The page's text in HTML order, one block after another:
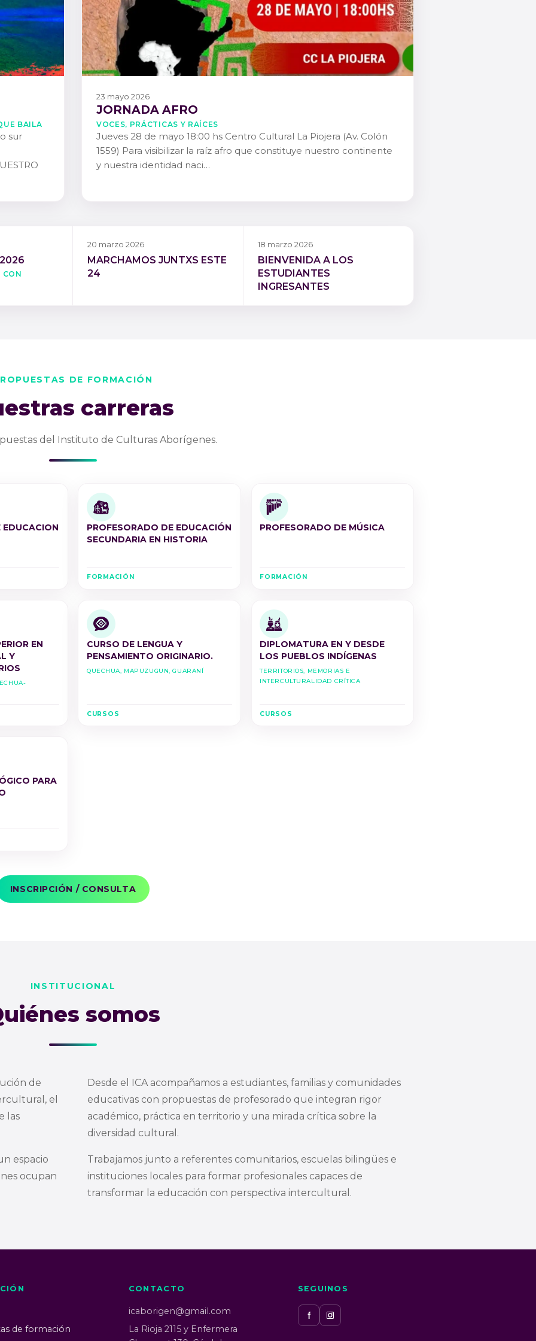
BAILA
sur
23 mayo 2026
JORNADA AFRO
Voces, Prácticas y Raíces
Jueves 28 de mayo 18:00 hs Centro Cultural La Piojera (Av. Colón
1559) Para visibilizar la raíz afro que constituye nuestro continente
y nuestra identidad naci…
20 marzo 2026
MARCHAMOS JUNTXS ESTE
24
18 marzo 2026
BIENVENIDA A LOS
ESTUDIANTES
INGRESANTES
DE FORMACIÓN
carreras
del Instituto de Culturas Aborígenes.
EDUCACION
PROFESORADO DE EDUCACIÓN
SECUNDARIA EN HISTORIA
FORMACIÓN
PROFESORADO DE MÚSICA
FORMACIÓN
EN
Y
CURSO DE LENGUA Y
PENSAMIENTO ORIGINARIO.
Quechua, Mapuzugun, Guaraní
CURSOS
DIPLOMATURA EN Y DESDE
LOS PUEBLOS INDÍGENAS
Territorios, Memorias e
Interculturalidad Crítica
CURSOS
PARA
INSCRIPCIÓN / CONSULTA
INSTITUCIONAL
somos
de
el
las
espacio
ocupan
Desde el ICA acompañamos a estudiantes, familias y comunidades
educativas con propuestas de profesorado que integran rigor
académico, práctica en territorio y una mirada crítica sobre la
diversidad cultural.
Trabajamos junto a referentes comunitarios, escuelas bilingües e
instituciones locales para formar profesionales capaces de
transformar la educación con perspectiva intercultural.
de formación
CONTACTO
icaborigen@gmail.com
La Rioja 2115 y Enfermera
SEGUINOS